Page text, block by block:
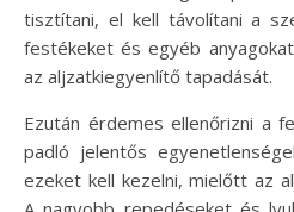
tisztítani, el kell távolítani a
festékeket és egyéb
az aljzatkiegyenlítő tapadását.
Ezután érdemes ellenőrizni a
padló jelentős
ezeket kell kezelni, mielőtt az